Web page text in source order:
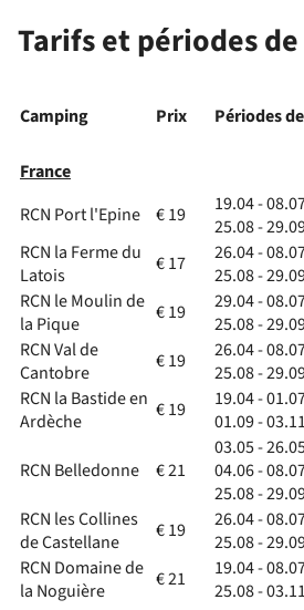
Tarifs et périodes
Camping Prix Périodes
France
RCN Port l'Epine
€ 19
19.04 -
25.08 -
RCN la Ferme du
Latois
€ 17
26.04 -
25.08 -
RCN le Moulin de
la Pique
€ 19
29.04 -
25.08 -
RCN Val de
Cantobre
€ 19
26.04 -
25.08 -
RCN la Bastide en
Ardèche
€ 19
19.04 -
01.09 - 03.11
RCN Belledonne
€ 21
03.05 -
04.06 -
25.08 -
RCN les Collines
de Castellane
€ 19
26.04 -
25.08 -
RCN Domaine de
la Noguière
€ 21
19.04 -
25.08 - 03.11